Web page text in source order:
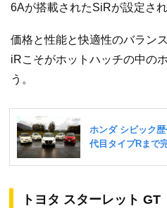
6Aが搭載されたSiRが設定され
価格と性能と快適性のバラン
iRこそがホットハッチの中の
う。
トヨタ スターレット GT